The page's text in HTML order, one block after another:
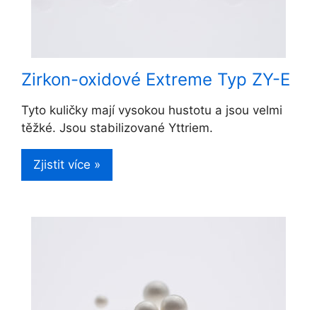
Zirkon-oxidové Extreme Typ ZY-E
Tyto kuličky mají vysokou hustotu a jsou velmi
těžké. Jsou stabilizované Yttriem.
Zjistit více »